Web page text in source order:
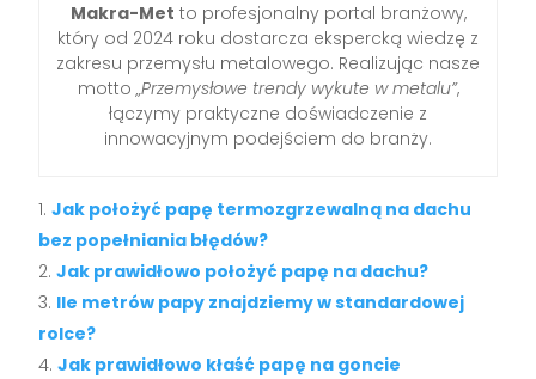
Makra-Met to profesjonalny portal branżowy,
który od 2024 roku dostarcza ekspercką wiedzę z
zakresu przemysłu metalowego. Realizując nasze
motto„Przemysłowe trendy wykute w metalu”,
łączymy praktyczne doświadczenie z
innowacyjnym podejściem do branży.
Jak położyć papę termozgrzewalną na dachu
bez popełniania błędów?
Jak prawidłowo położyć papę na dachu?
Ile metrów papy znajdziemy w standardowej
rolce?
Jak prawidłowo kłaść papę na goncie